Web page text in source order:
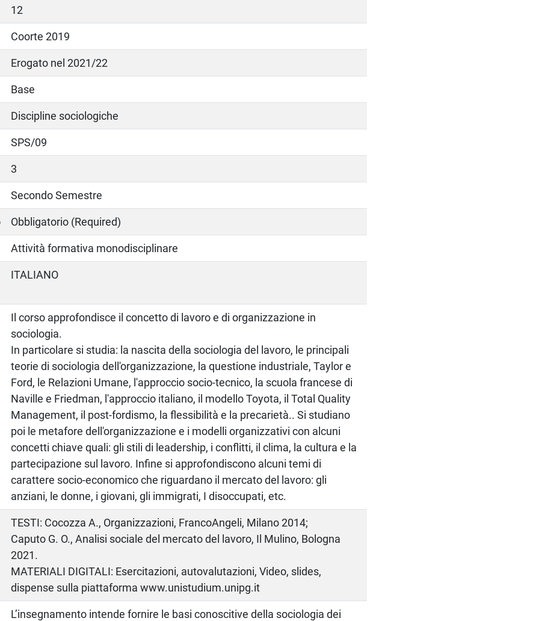
12
Coorte 2019
Erogato nel 2021/22
Base
Discipline sociologiche
SPS/09
3
Secondo Semestre
Obbligatorio (Required)
Attività formativa monodisciplinare
ITALIANO
Il corso approfondisce il concetto di lavoro e di organizzazione in
sociologia.
In particolare si studia: la nascita della sociologia del lavoro, le principali
teorie di sociologia dell'organizzazione, la questione industriale, Taylor e
Ford, le Relazioni Umane, l'approccio socio-tecnico, la scuola francese di
Naville e Friedman, l'approccio italiano, il modello Toyota, il Total Quality
Management, il post-fordismo, la flessibilità e la precarietà.. Si studiano
poi le metafore dell'organizzazione e i modelli organizzativi con alcuni
concetti chiave quali: gli stili di leadership, i conflitti, il clima, la cultura e la
partecipazione sul lavoro. Infine si approfondiscono alcuni temi di
carattere socio-economico che riguardano il mercato del lavoro: gli
anziani, le donne, i giovani, gli immigrati, I disoccupati, etc.
TESTI: Cocozza A., Organizzazioni, FrancoAngeli, Milano 2014;
Caputo G. O., Analisi sociale del mercato del lavoro, Il Mulino, Bologna
2021.
MATERIALI DIGITALI: Esercitazioni, autovalutazioni, Video, slides,
dispense sulla piattaforma www.unistudium.unipg.it
L’insegnamento intende fornire le basi conoscitive della sociologia dei